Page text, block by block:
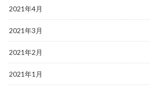
2021年4月
2021年3月
2021年2月
2021年1月